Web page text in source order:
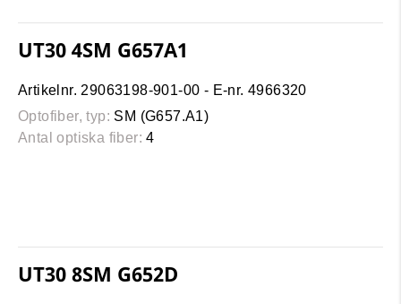
UT30 4SM G657A1
Artikelnr. 29063198-901-00 - E-nr. 4966320
Optofiber, typ: SM (G657.A1)
Antal optiska fiber: 4
UT30 8SM G652D